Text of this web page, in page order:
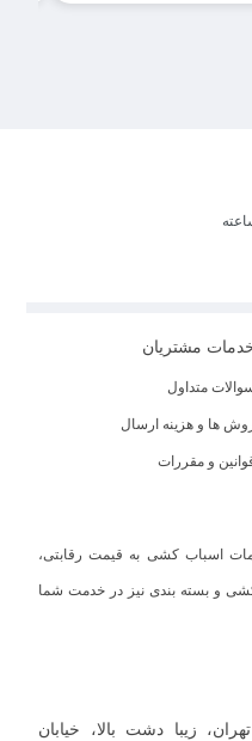
مشتریان
متداول
ها و هزینه ارسال
و مقررات
اسباب کشی به قیمت رقابتی،
و بسته بندی نیز در خدمت شما
زیبا دشت بالا، خیابان